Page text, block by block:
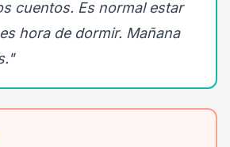
cuentos. Es normal estar
hora de dormir. Mañana